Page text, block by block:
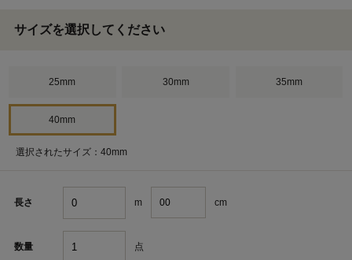
サイズを選択してください
25mm 30mm 35mm
40mm
選択されたサイズ：40mm
長さ m cm
数量 点